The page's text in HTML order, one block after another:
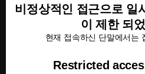
비정상적인 접근으로 일
이 제한 되
현재 접속하신 단말에서는
Restricted